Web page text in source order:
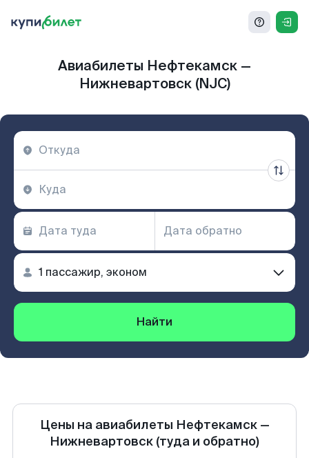
Авиабилеты Нефтекамск —
Нижневартовск (NJC)
Найти
Цены на авиабилеты Нефтекамск—
Нижневартовск (туда и обратно)